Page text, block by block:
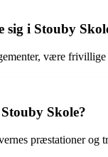
i Stouby
være
Skole?
præstationer og